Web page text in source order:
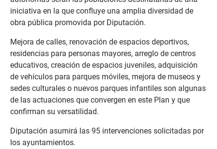
iniciativa en la que confluye una amplia diversidad de
obra pública promovida por Diputación.
Mejora de calles, renovación de espacios deportivos,
residencias para personas mayores, arreglo de centros
educativos, creación de espacios juveniles, adquisición
de vehículos para parques móviles, mejora de museos y
sedes culturales o nuevos parques infantiles son algunas
de las actuaciones que convergen en este Plan y que
confirman su versatilidad.
Diputación asumirá las 95 intervenciones solicitadas por
los ayuntamientos.